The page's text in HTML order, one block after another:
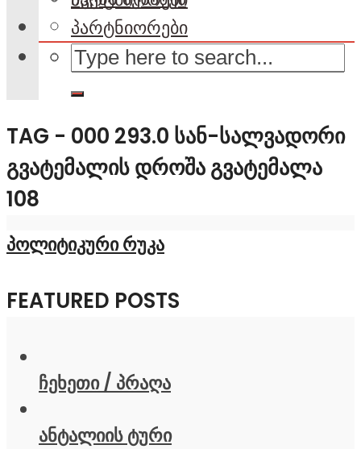
პარტნიორები
TAG - 000 293.0 ᲡᲐᲜ-ᲡᲐᲚᲕᲐᲓᲝᲠᲘ
ᲒᲕᲐᲢᲔᲛᲐᲚᲘᲡ ᲓᲠᲝᲨᲐ ᲒᲕᲐᲢᲔᲛᲐᲚᲐ
108
პოლიტიკური რუკა
FEATURED POSTS
ჩეხეთი / პრაღა
ანტალიის ტური